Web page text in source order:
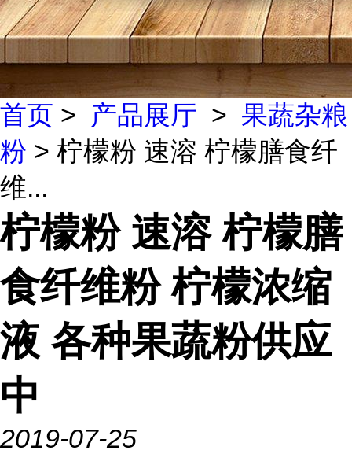
首页 > 产品展厅 > 果蔬杂粮
粉 > 柠檬粉 速溶 柠檬膳食纤
维...
柠檬粉 速溶 柠檬膳
食纤维粉 柠檬浓缩
液 各种果蔬粉供应
中
2019-07-25